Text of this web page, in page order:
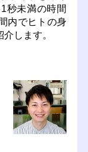
秒未満の時間
内でヒトの身
します。